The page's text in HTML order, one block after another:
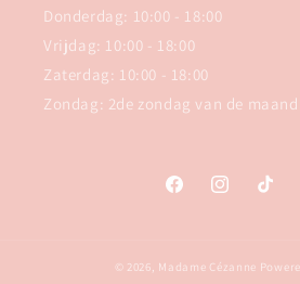
Donderdag: 10:00 - 18:00
Vrijdag: 10:00 - 18:00
Zaterdag: 10:00 - 18:00
Zondag: 2de zondag van de maand
FacebookInstagramTikTok
© 2026, Madame Cézanne